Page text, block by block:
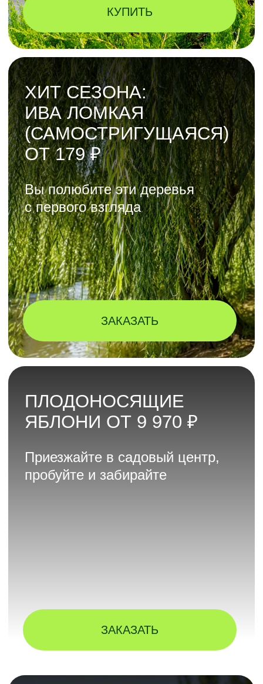
КОРОЕД НЕ СПИТ!
ЗАЩИТИТЕ ХВОЙНЫЕ
СЕЙЧАС
ПОСАДКА
С ГАРАНТИЕЙ
ПРИЖИВАЕМОСТИ
ДО 3 ЛЕТ
ПОДРОБНЕЕ
Пакеты: 1 / 3 / 7 выездов
Скидка до -15% на работы +
приоритет в записи
Служба заботы 7 дней в неделю
САД ПОД ЗАЩИТОЙ —
КОМПЛЕКСНЫЙ
УХОД НА СЕЗОН
УЗНАТЬ ПОДРОБНЕЕ